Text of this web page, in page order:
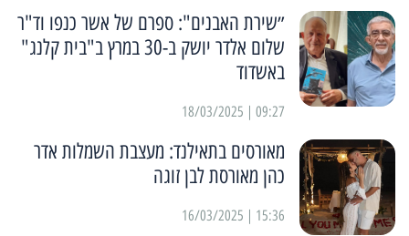
״שירת האבנים": ספרם של אשר כנפו וד"ר
שלום אלדר יושק ב-30 במרץ ב"בית קלנג"
באשדוד
09:27 | 18/03/2025
מאורסים בתאילנד: מעצבת השמלות אדר
כהן מאורסת לבן זוגה
15:36 | 16/03/2025